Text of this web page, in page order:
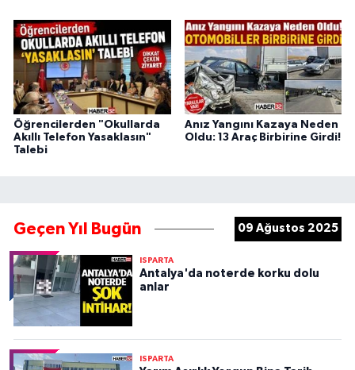
Öğrencilerden "Okullarda
Akıllı Telefon Yasaklasın"
Talebi
Anız Yangını Kazaya Neden
Oldu: 13 Araç Birbirine Girdi!
Geçen Yıl Bugün 09 Ağustos 2025
ISPARTA
Antalya'da noterde korku dolu
anlar
ISPARTA